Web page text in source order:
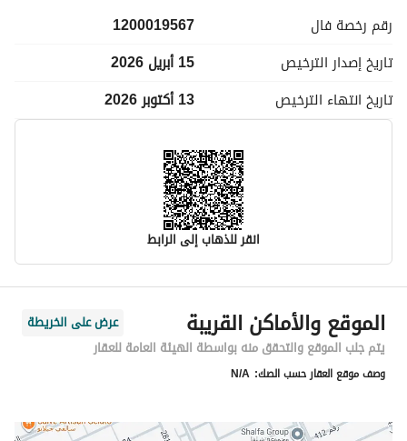
رقم رخصة فال
1200019567
تاريخ إصدار الترخيص
15 أبريل 2026
تاريخ انتهاء الترخيص 13 أكتوبر 2026
انقر للذهاب إلى الرابط
معلومات مسؤول الإعلان
اسم المسؤول
موسى محمد لاحق الحساني
رقم المسؤول
0597834173
الموقع والأماكن القريبة
عرض على الخريطة
يتم جلب الموقع والتحقق منه بواسطة الهيئة العامة للعقار
وصف موقع العقار حسب الصك: N/A